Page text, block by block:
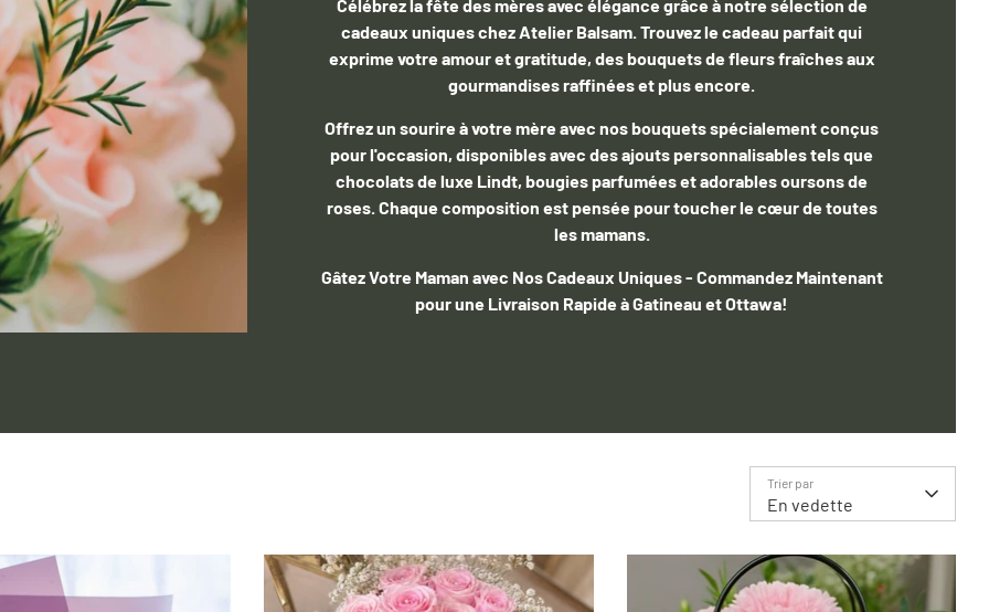
Célébrez la fête des mères avec élégance grâce à notre sélection de
cadeaux uniques chez Atelier Balsam. Trouvez le cadeau parfait qui
exprime votre amour et gratitude, des bouquets de fleurs fraîches aux
gourmandises raffinées et plus encore.
Offrez un sourire à votre mère avec nos bouquets spécialement conçus
pour l'occasion, disponibles avec des ajouts personnalisables tels que
chocolats de luxe Lindt, bougies parfumées et adorables oursons de
roses. Chaque composition est pensée pour toucher le cœur de toutes
les mamans.
Gâtez Votre Maman avec Nos Cadeaux Uniques - Commandez Maintenant
pour une Livraison Rapide à Gatineau et Ottawa!
Trier par
En vedette